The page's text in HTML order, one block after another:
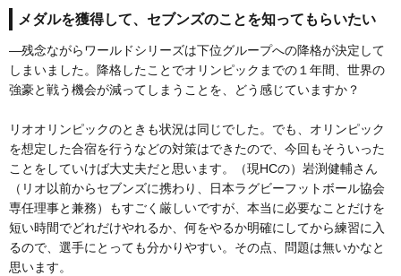
メダルを獲得して、セブンズのことを知ってもらいたい
―残念ながらワールドシリーズは下位グループへの降格が決定して
しまいました。降格したことでオリンピックまでの１年間、世界の
強豪と戦う機会が減ってしまうことを、どう感じていますか？
リオオリンピックのときも状況は同じでした。でも、オリンピック
を想定した合宿を行うなどの対策はできたので、今回もそういった
ことをしていけば大丈夫だと思います。（現HCの）岩渕健輔さん
（リオ以前からセブンズに携わり、日本ラグビーフットボール協会
専任理事と兼務）もすごく厳しいですが、本当に必要なことだけを
短い時間でどれだけやれるか、何をやるか明確にしてから練習に入
るので、選手にとっても分かりやすい。その点、問題は無いかなと
思います。